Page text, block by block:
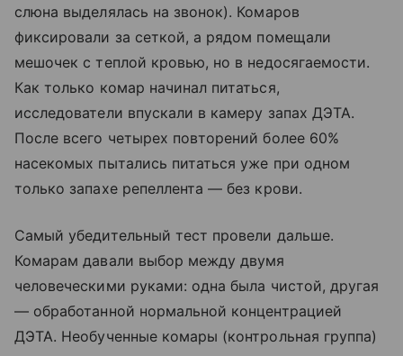
слюна выделялась на звонок). Комаров
фиксировали за сеткой, а рядом помещали
мешочек с теплой кровью, но в недосягаемости.
Как только комар начинал питаться,
исследователи впускали в камеру запах ДЭТА.
После всего четырех повторений более 60%
насекомых пытались питаться уже при одном
только запахе репеллента — без крови.
Самый убедительный тест провели дальше.
Комарам давали выбор между двумя
человеческими руками: одна была чистой, другая
— обработанной нормальной концентрацией
ДЭТА. Необученные комары (контрольная группа)